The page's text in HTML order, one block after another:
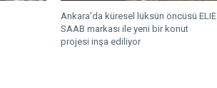
Ankara’da küresel lüksün öncüsü ELIE
SAAB markası ile yeni bir konut
projesi inşa ediliyor